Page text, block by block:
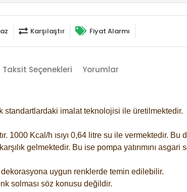
Karşılaştır Fiyat Alarmı
Taksit Seçenekleri Yorumlar
standartlardaki imalat teknolojisi ile üretilmektedir.
1000 Kcal/h ısıyı 0,64 litre su ile vermektedir. Bu
gelmektedir. Bu ise pompa yatırımını asgari
uygun renklerde temin edilebilir.
solması söz konusu değildir.